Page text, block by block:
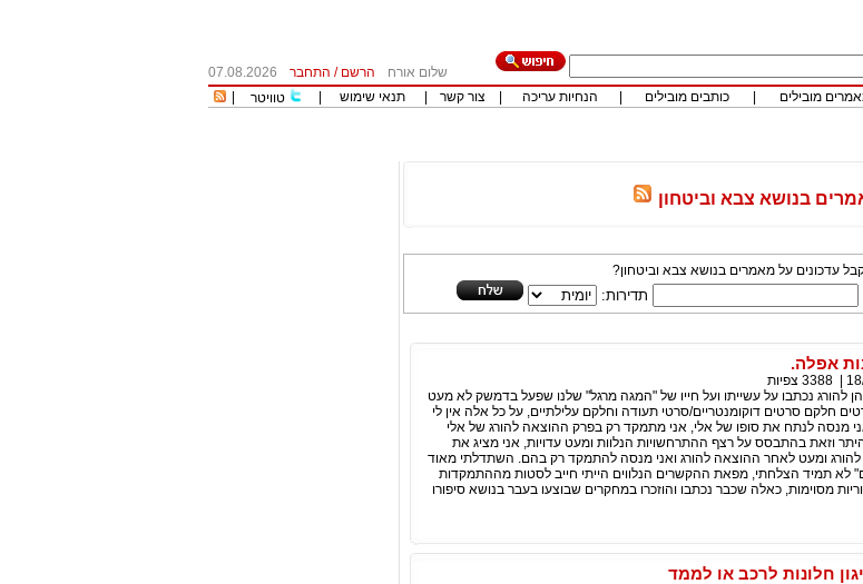
שלום אורח הרשם / התחבר
07.08.2026
מובילים כותבים מובילים הנחיות עריכה צור קשר תנאי שימוש טוויטר
בנושא צבא וביטחון
עדכונים על מאמרים בנושא צבא וביטחון?
תדירות:
3388 צפיות
להורג נכתבו על עשייתו ועל חייו של "המגה מרגל" שלנו שפעל בדמשק לא מעט
חלקם סרטים דוקומנטריים/סרטי תעודה וחלקם עלילתיים, על כל אלה אין לי
מנסה לנתח את סופו של אלי, אני מתמקד רק בפרק ההוצאה להורג של אלי
וזאת בהתבסס על רצף ההתרחשויות הנלוות ומעט עדויות, אני מציג את
ומעט לאחר ההוצאה להורג ואני מנסה להתמקד רק בהם. השתדלתי מאוד
לא תמיד הצלחתי, מפאת ההקשרים הנלווים הייתי חייב לסטות מההתמקדות
מסוימות, כאלה שכבר נכתבו והוזכרו במחקרים שבוצעו בעבר בנושא סיפורו
חלונות לרכב או לממד